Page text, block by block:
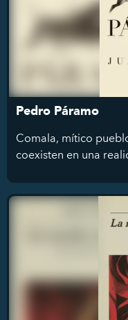
Pedro Páramo
Comala, mítico
coexisten en una